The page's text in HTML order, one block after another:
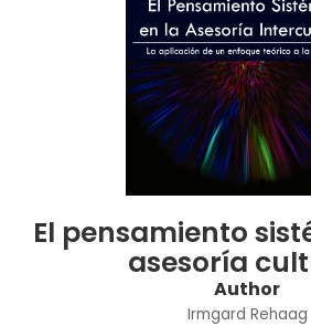
El pensamiento
asesoría
Author
Irmgard Rehaag